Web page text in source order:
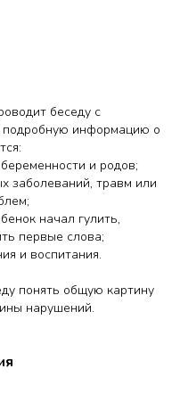
беседу с
подробную информацию о
и родов;
заболеваний, травм или
начал гулить,
первые слова;
и воспитания.
понять общую картину
нарушений.